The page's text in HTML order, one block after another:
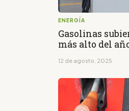
ENERGÍA
Gasolinas
más alto del
12 de agosto, 2025